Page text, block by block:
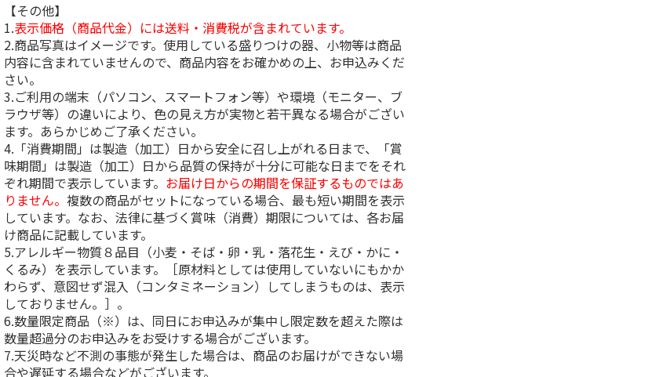
【その他】
1.表示価格（商品代金）には送料・消費税が含まれています。
2.商品写真はイメージです。使用している盛りつけの器、小物等は商品
内容に含まれていませんので、商品内容をお確かめの上、お申込みくだ
さい。
3.ご利用の端末（パソコン、スマートフォン等）や環境（モニター、ブ
ラウザ等）の違いにより、色の見え方が実物と若干異なる場合がござい
ます。あらかじめご了承ください。
4.「消費期間」は製造（加工）日から安全に召し上がれる日まで、「賞
味期間」は製造（加工）日から品質の保持が十分に可能な日までをそれ
ぞれ期間で表示しています。 お届け日からの期間を保証するものではあ
りません。複数の商品がセットになっている場合、最も短い期間を表示
しています。なお、法律に基づく賞味（消費）期限については、各お届
け商品に記載しています。
5.アレルギー物質８品目（小麦・そば・卵・乳・落花生・えび・かに・
くるみ）を表示しています。［原材料としては使用していないにもかか
わらず、意図せず混入（コンタミネーション）してしまうものは、表示
しておりません。］。
6.数量限定商品（※）は、同日にお申込みが集中し限定数を超えた際は
数量超過分のお申込みをお受けする場合がございます。
7.天災時など不測の事態が発生した場合は、商品のお届けができない場
合や遅延する場合などがございます。